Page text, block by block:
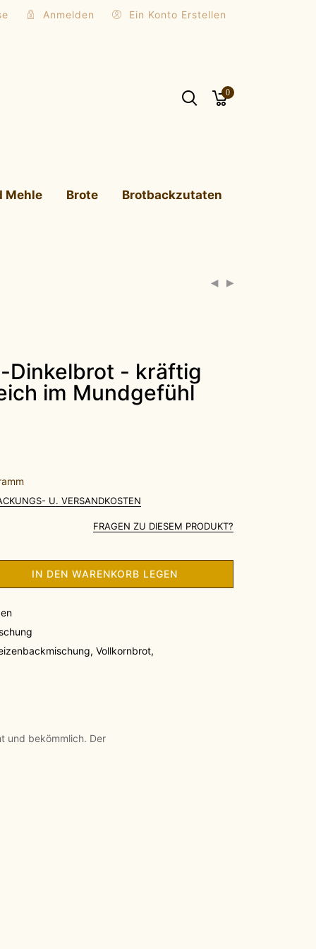
Anmelden Ein Konto Erstellen
0
Mehle Brote Brotbackzutaten
im Mundgefühl
U. VERSANDKOSTEN
FRAGEN ZU DIESEM PRODUKT?
IN DEN WARENKORB LEGEN
, Vollkornbrot,
und bekömmlich. Der